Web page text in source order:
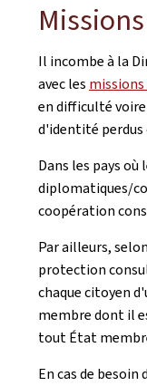
Il incombe à la
avec les
en difficulté
d'identité perdus
Dans les pays
diplomatiques/
coopération
Par ailleurs,
protection
chaque citoyen
membre dont il
tout État
En cas de